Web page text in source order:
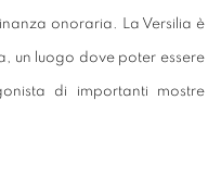
onoraria. La Versilia è
un luogo dove poter essere
di importanti mostre